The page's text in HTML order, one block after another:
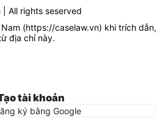
All rights seserved
(https://caselaw.vn) khi trích dẫn,
địa chỉ này.
tài khoản
ký bằng Google